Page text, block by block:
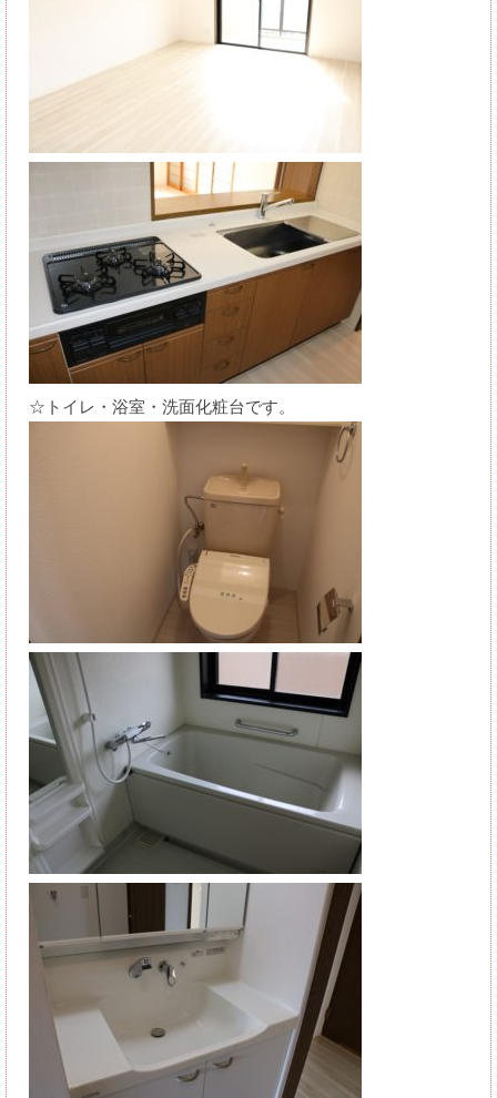
☆トイレ・浴室・洗面化粧台です。